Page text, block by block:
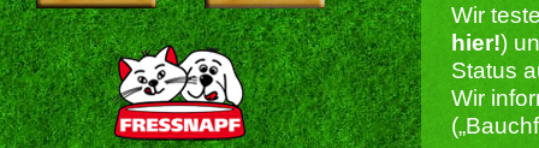
Wir
hier!)
Status
Wir